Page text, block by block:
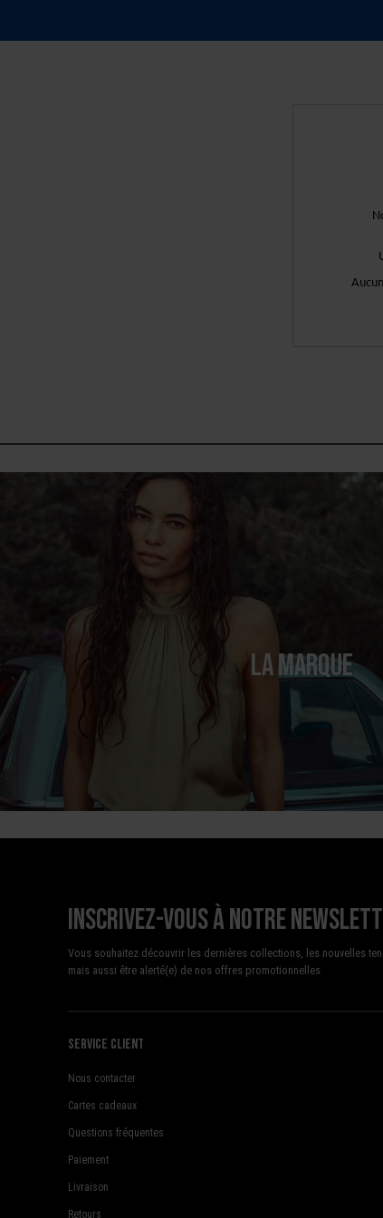
LA MARQUE
Inscrivez-vous à notre
Vous souhaitez découvrir les dernières collections, les nouvelles
mais aussi être alerté(e) de nos offres promotionnelles
Service client
Nous contacter
Cartes cadeaux
Questions fréquentes
Paiement
Livraison
Retours